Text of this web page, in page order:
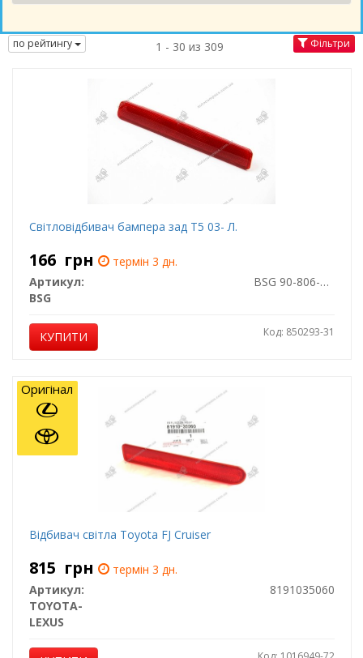
по рейтингу 1 - 30 из 309 Фільтри
Світловідбивач бампера зад T5 03- Л.
166 грн
термін 3 дн.
Артикул:
BSG 90-806-002
BSG
КУПИТИ Код: 850293-31
Відбивач світла Toyota FJ Cruiser
815 грн
термін 3 дн.
Артикул:
8191035060
TOYOTA-
LEXUS
Оригінал